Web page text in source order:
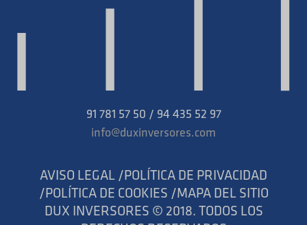
91 781 57 50 / 94 435 52 97
info@duxinversores.com
AVISO LEGAL /POLÍTICA DE PRIVACIDAD
/POLÍTICA DE COOKIES /MAPA DEL SITIO
DUX INVERSORES © 2018. TODOS LOS